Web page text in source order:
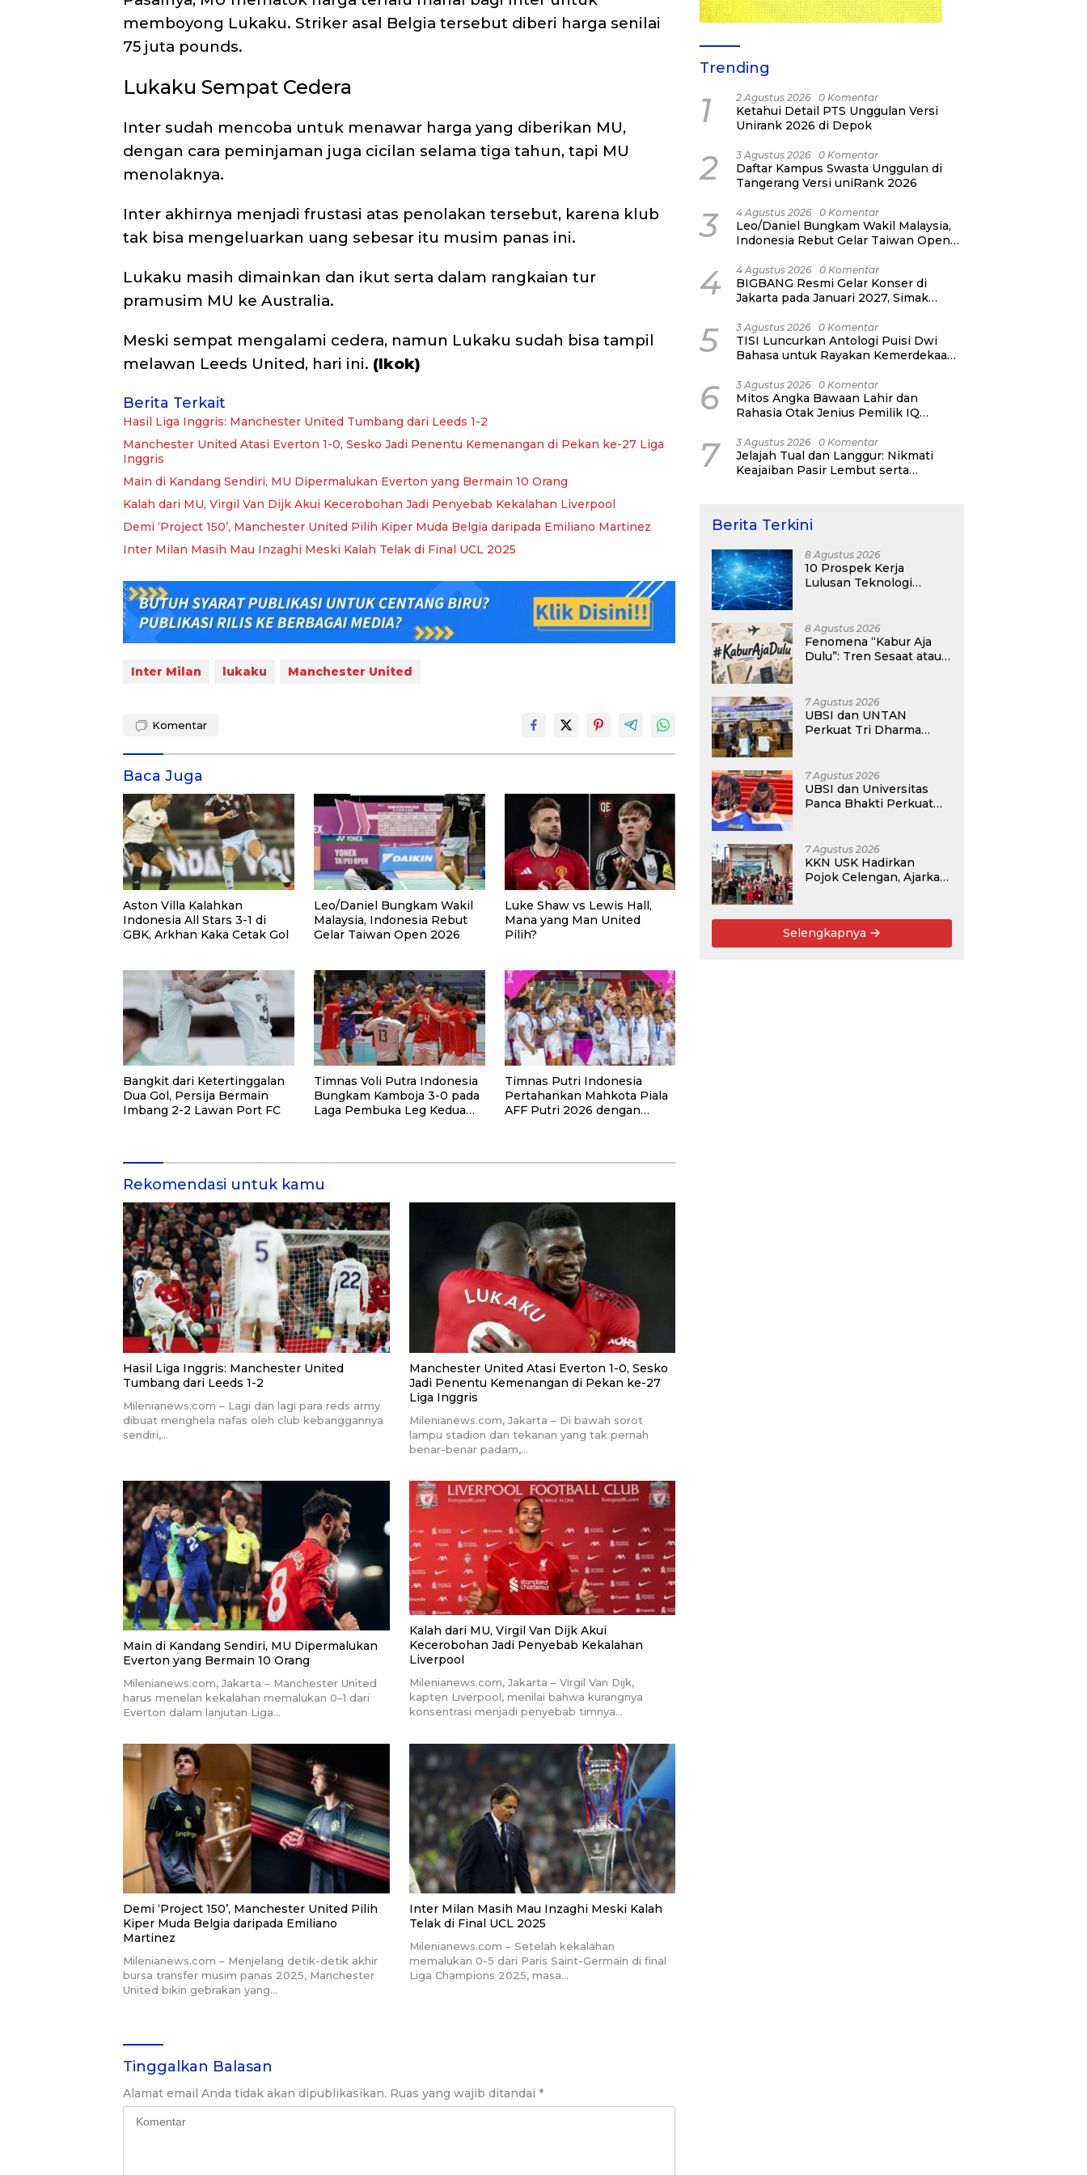
memboyong Lukaku. Striker asal Belgia tersebut diberi harga senilai
75 juta pounds.
Lukaku Sempat Cedera
Inter sudah mencoba untuk menawar harga yang diberikan MU,
dengan cara peminjaman juga cicilan selama tiga tahun, tapi MU
menolaknya.
Inter akhirnya menjadi frustasi atas penolakan tersebut, karena klub
tak bisa mengeluarkan uang sebesar itu musim panas ini.
Lukaku masih dimainkan dan ikut serta dalam rangkaian tur
pramusim MU ke Australia.
Meski sempat mengalami cedera, namun Lukaku sudah bisa tampil
melawan Leeds United, hari ini. (Ikok)
Berita Terkait
Hasil Liga Inggris: Manchester United Tumbang dari Leeds 1-2
Manchester United Atasi Everton 1-0, Sesko Jadi Penentu Kemenangan di Pekan ke-27 Liga
Inggris
Main di Kandang Sendiri, MU Dipermalukan Everton yang Bermain 10 Orang
Kalah dari MU, Virgil Van Dijk Akui Kecerobohan Jadi Penyebab Kekalahan Liverpool
Demi ‘Project 150’, Manchester United Pilih Kiper Muda Belgia daripada Emiliano Martinez
Inter Milan Masih Mau Inzaghi Meski Kalah Telak di Final UCL 2025
Inter Milan lukaku Manchester United
Komentar
Baca Juga
Aston Villa Kalahkan
Indonesia All Stars 3-1 di
GBK, Arkhan Kaka Cetak Gol
Leo/Daniel Bungkam Wakil
Malaysia, Indonesia Rebut
Gelar Taiwan Open 2026
Luke Shaw vs Lewis Hall,
Mana yang Man United
Pilih?
Bangkit dari Ketertinggalan
Dua Gol, Persija Bermain
Imbang 2-2 Lawan Port FC
Timnas Voli Putra Indonesia
Bungkam Kamboja 3-0 pada
Laga Pembuka Leg Kedua
Timnas Putri Indonesia
Pertahankan Mahkota Piala
AFF Putri 2026 dengan
Rekomendasi untuk kamu
Hasil Liga Inggris: Manchester United
Tumbang dari Leeds 1-2
Milenianews.com – Lagi dan lagi para reds army
dibuat menghela nafas oleh club kebanggannya
sendiri,…
Manchester United Atasi Everton 1-0, Sesko
Jadi Penentu Kemenangan di Pekan ke-27
Liga Inggris
Milenianews.com, Jakarta – Di bawah sorot
lampu stadion dan tekanan yang tak pernah
benar-benar padam,…
Main di Kandang Sendiri, MU Dipermalukan
Everton yang Bermain 10 Orang
Milenianews.com, Jakarta – Manchester United
harus menelan kekalahan memalukan 0–1 dari
Everton dalam lanjutan Liga…
Kalah dari MU, Virgil Van Dijk Akui
Kecerobohan Jadi Penyebab Kekalahan
Liverpool
Milenianews.com, Jakarta – Virgil Van Dijk,
kapten Liverpool, menilai bahwa kurangnya
konsentrasi menjadi penyebab timnya…
Demi ‘Project 150’, Manchester United Pilih
Kiper Muda Belgia daripada Emiliano
Martinez
Milenianews.com – Menjelang detik-detik akhir
bursa transfer musim panas 2025, Manchester
United bikin gebrakan yang…
Inter Milan Masih Mau Inzaghi Meski Kalah
Telak di Final UCL 2025
Milenianews.com – Setelah kekalahan
memalukan 0-5 dari Paris Saint-Germain di final
Liga Champions 2025, masa…
Tinggalkan Balasan
Alamat email Anda tidak akan dipublikasikan. Ruas yang wajib ditandai *
Trending
1 2 Agustus 2026 0 Komentar
Ketahui Detail PTS Unggulan Versi
Unirank 2026 di Depok
2 3 Agustus 2026 0 Komentar
Daftar Kampus Swasta Unggulan di
Tangerang Versi uniRank 2026
3 4 Agustus 2026 0 Komentar
Leo/Daniel Bungkam Wakil Malaysia,
Indonesia Rebut Gelar Taiwan Open
4 4 Agustus 2026 0 Komentar
BIGBANG Resmi Gelar Konser di
Jakarta pada Januari 2027, Simak
5 3 Agustus 2026 0 Komentar
TISI Luncurkan Antologi Puisi Dwi
Bahasa untuk Rayakan Kemerdekaan
6 3 Agustus 2026 0 Komentar
Mitos Angka Bawaan Lahir dan
Rahasia Otak Jenius Pemilik IQ
7 3 Agustus 2026 0 Komentar
Jelajah Tual dan Langgur: Nikmati
Keajaiban Pasir Lembut serta
Berita Terkini
8 Agustus 2026
10 Prospek Kerja
Lulusan Teknologi
Kompetitif di Era Digital
8 Agustus 2026
Fenomena “Kabur Aja
Dulu”: Tren Sesaat atau
Depan?
7 Agustus 2026
UBSI dan UNTAN
Perkuat Tri Dharma
7 Agustus 2026
UBSI dan Universitas
Panca Bhakti Perkuat
7 Agustus 2026
KKN USK Hadirkan
Pojok Celengan, Ajarkan
Selengkapnya